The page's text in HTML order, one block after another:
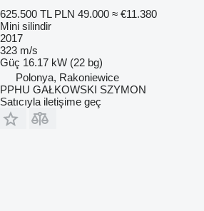
625.500 TL PLN 49.000 ≈ €11.380
Mini silindir
2017
323 m/s
Güç 16.17 kW (22 bg)
Polonya, Rakoniewice
PPHU GAŁKOWSKI SZYMON
Satıcıyla iletişime geç